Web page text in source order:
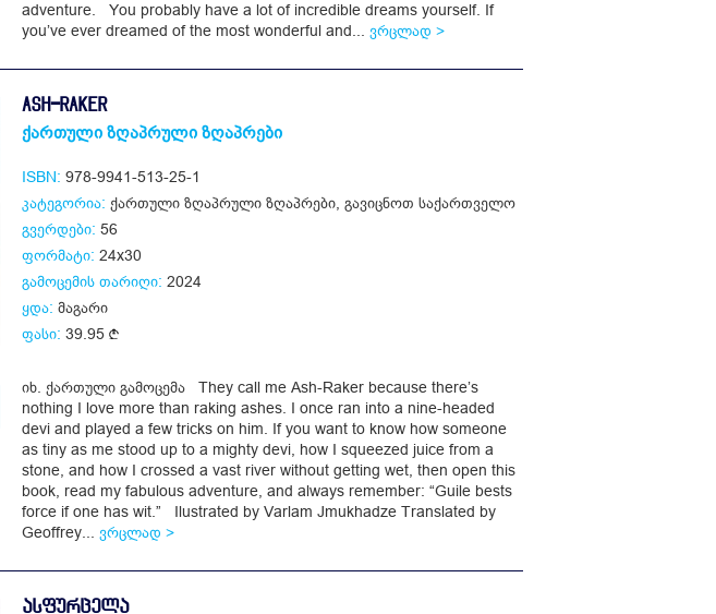
adventure. You probably have a lot of incredible dreams yourself. If
you’ve ever dreamed of the most wonderful and... ვრცლად >
ASH-RAKER
ქართული ზღაპრული ზღაპრები
ISBN: 978-9941-513-25-1
კატეგორია: ქართული ზღაპრული ზღაპრები გავიცნოთ საქართველო
გვერდები: 56
ფორმატი: 24x30
გამოცემის თარიღი: 2024
ყდა: მაგარი
ფასი: 39.95
იხ. ქართული გამოცემა They call me Ash-Raker because there’s
nothing I love more than raking ashes. I once ran into a nine-headed
devi and played a few tricks on him. If you want to know how someone
as tiny as me stood up to a mighty devi, how I squeezed juice from a
stone, and how I crossed a vast river without getting wet, then open this
book, read my fabulous adventure, and always remember: “Guile bests
force if one has wit.” Ilustrated by Varlam Jmukhadze Translated by
Geoffrey... ვრცლად >
ᲐᲡᲤᲣᲠᲪᲔᲚᲐ